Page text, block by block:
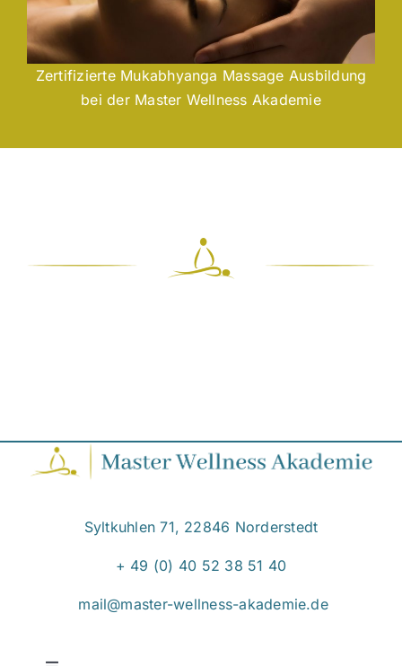
Zertifizierte Mukabhyanga Massage Ausbildung
bei der Master Wellness Akademie
Syltkuhlen 71, 22846 Norderstedt
+ 49 (0) 40 52 38 51 40
mail@master-wellness-akademie.de